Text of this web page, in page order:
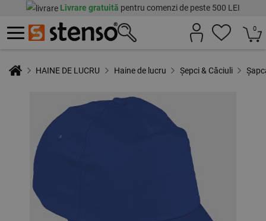
Livrare gratuită pentru comenzi de peste 500 LEI
0
HAINE DE LUCRU Haine de lucru Șepci & Căciuli